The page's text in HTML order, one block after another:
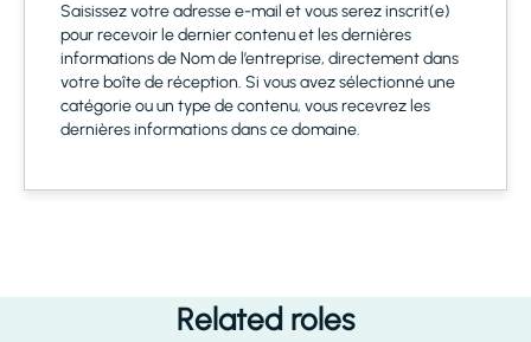
Saisissez votre adresse e-mail et vous serez inscrit(e)
pour recevoir le dernier contenu et les dernières
informations de Nom de l’entreprise, directement dans
votre boîte de réception. Si vous avez sélectionné une
catégorie ou un type de contenu, vous recevrez les
dernières informations dans ce domaine.
Related roles